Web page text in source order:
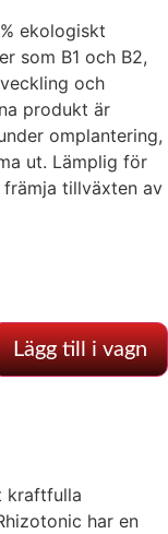
ekologiskt
som B1 och B2,
och
produkt är
omplantering,
ut. Lämplig för
tillväxten av
Lägg till i vagn
kraftfulla
har en